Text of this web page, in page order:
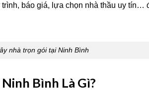
báo giá, lựa chọn nhà thầu uy tín…
nhà trọn gói tại Ninh Bình
Bình Là Gì?